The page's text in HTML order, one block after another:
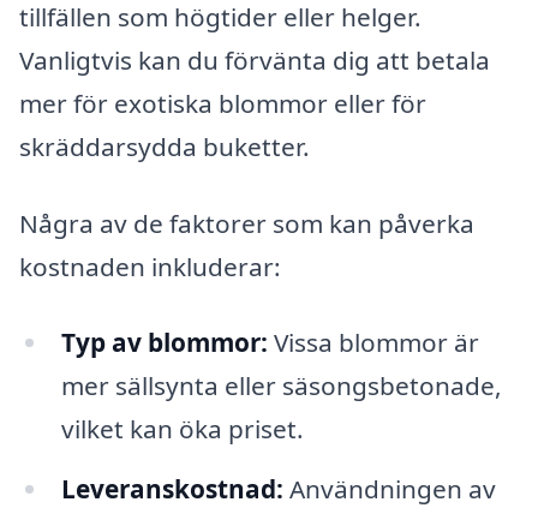
tillfällen som högtider eller helger.
Vanligtvis kan du förvänta dig att betala
mer för exotiska blommor eller för
skräddarsydda buketter.
Några av de faktorer som kan påverka
kostnaden inkluderar:
Typ av blommor: Vissa blommor är
mer sällsynta eller säsongsbetonade,
vilket kan öka priset.
Leveranskostnad: Användningen av